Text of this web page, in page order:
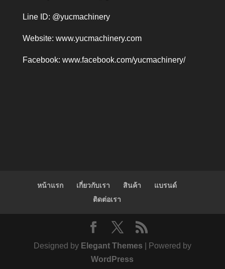
Line ID: @yucmachinery
Website: www.yucmachinery.com
Facebook: www.facebook.com/yucmachinery/
หน้าแรก เกี่ยวกับเรา สินค้า
แบรนด์
ติดต่อเรา
Designed by Elegant Themes | Powered by
WordPress